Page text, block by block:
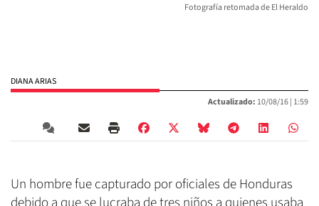
Fotografía retomada de El Heraldo
DIANA ARIAS
Actualizado: 10/08/16 | 1:59
Un hombre fue capturado por oficiales de Honduras